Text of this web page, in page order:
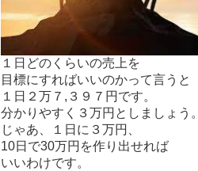
１日どのくらいの売上を
目標にすればいいのかって言うと
１日２万７,３９７円です。
分かりやすく３万円としましょう。
じゃあ、１日に３万円、
10日で30万円を作り出せれば
いいわけです。